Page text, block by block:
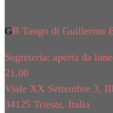
GB Tango di Guillermo
Segreteria: aperta da
21.00
Viale XX Settembre 3,
34125 Trieste, Italia